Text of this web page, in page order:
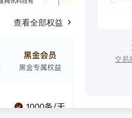
查看全部权益
交易